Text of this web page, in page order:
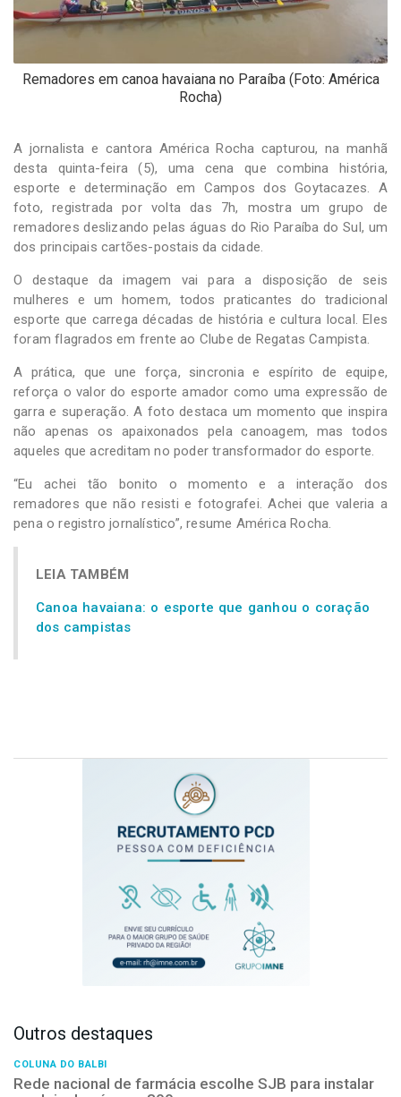
Sistemas
Remadores em canoa havaiana no Paraíba (Foto: América
Rocha)
A jornalista e cantora América Rocha capturou, na manhã
desta quinta-feira (5), uma cena que combina história,
esporte e determinação em Campos dos Goytacazes. A
foto, registrada por volta das 7h, mostra um grupo de
remadores deslizando pelas águas do Rio Paraíba do Sul, um
dos principais cartões-postais da cidade.
O destaque da imagem vai para a disposição de seis
mulheres e um homem, todos praticantes do tradicional
esporte que carrega décadas de história e cultura local. Eles
foram flagrados em frente ao Clube de Regatas Campista.
A prática, que une força, sincronia e espírito de equipe,
reforça o valor do esporte amador como uma expressão de
garra e superação. A foto destaca um momento que inspira
não apenas os apaixonados pela canoagem, mas todos
aqueles que acreditam no poder transformador do esporte.
“Eu achei tão bonito o momento e a interação dos
remadores que não resisti e fotografei. Achei que valeria a
pena o registro jornalístico”, resume América Rocha.
LEIA TAMBÉM
Canoa havaiana: o esporte que ganhou o coração
dos campistas
Outros destaques
COLUNA DO BALBI
Rede nacional de farmácia escolhe SJB para instalar